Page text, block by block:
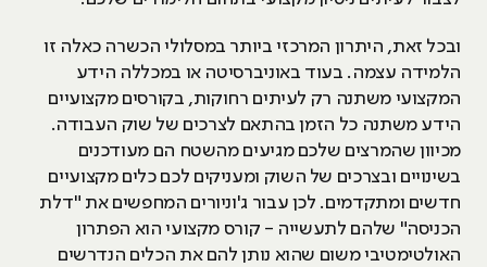
ובכל זאת, היתרון המרכזי ביותר במסלולי הכשרה כאלה זו
הלמידה עצמה. בעוד באוניברסיטה או במכללה הידע
המקצועי משתנה רק לעיתים רחוקות, בקורסים מקצועיים
הידע משתנה כל הזמן בהתאם לצרכים של שוק העבודה.
מכיוון שהמרצים שלכם מגיעים מהשטח הם מעודכנים
בשינויים ובצרכים של השוק ומעניקים לכם כלים מקצועיים
חדשים ומתקדמים. לכן עבור ג'וניורים המחפשים את "דלת
הכניסה" שלהם לתעשייה - קורס מקצועי הוא הפתרון
האולטימטיבי משום שהוא נותן להם את הכלים הנדרשים